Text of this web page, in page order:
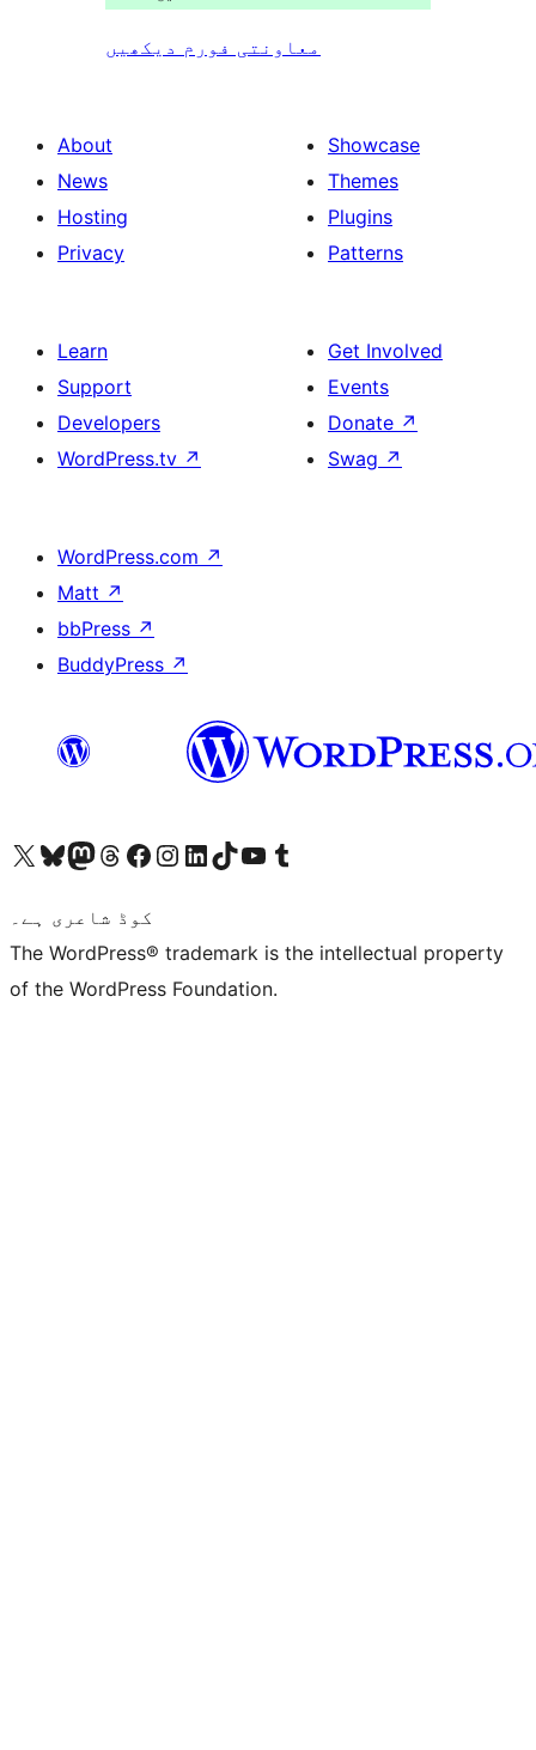
معاونتی فورم دیکھیں
About
News
Hosting
Privacy
Showcase
Themes
Plugins
Patterns
Learn
Support
Developers
WordPress.tv ↗
Get Involved
Events
Donate ↗
Swag ↗
WordPress.com ↗
Matt ↗
bbPress ↗
BuddyPress ↗
Visit our X (formerly Twitter) account
ہمارے بلیواسکائی اکاؤنٹ پر جائیں
Visit our Mastodon account
ہمارے ٹھریڈز اکاؤنٹ پر جائیں
Visit our Facebook page
Visit our Instagram account
Visit our LinkedIn account
ہمارے ٹک ٹاک اکاؤنٹ پر جائیں
Visit our YouTube channel
ہمارے ٹمبلر اکاؤنٹ پر جائیں
کوڈ شاعری ہے۔
The WordPress® trademark is the intellectual property
of the WordPress Foundation.